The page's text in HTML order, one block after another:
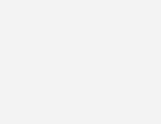
der SHK-Installateur vor Ort
Vertragsverhandlungen,
und Bestellungen sind dann bereits
Grundlage für ein